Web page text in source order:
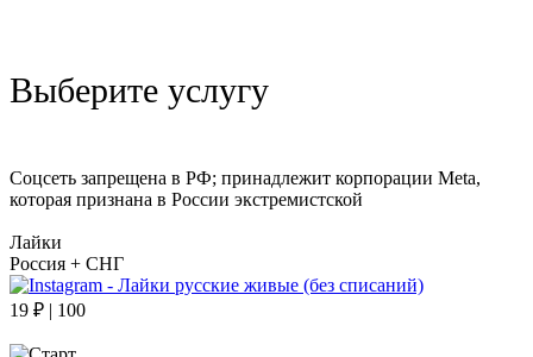
Выберите услугу
Соцсеть запрещена в РФ; принадлежит корпорации Meta,
которая признана в России экстремистской
Лайки
Россия + СНГ
19 ₽ | 100